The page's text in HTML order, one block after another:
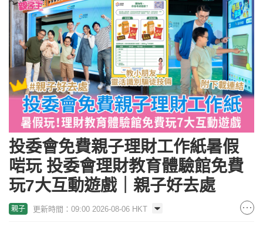
投委會免費親子理財工作紙暑假
啱玩 投委會理財教育體驗館免費
玩7大互動遊戲｜親子好去處
親子 更新時間：09:00 2026-08-06 HKT